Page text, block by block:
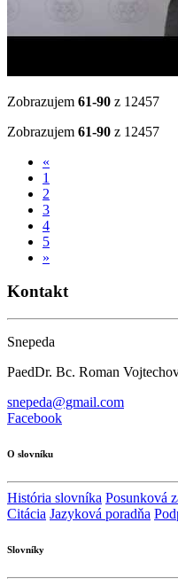
Zobrazujem 61-90 z 12457
Zobrazujem 61-90 z 12457
«
1
2
3
4
5
»
Kontakt
Snepeda
PaedDr. Bc. Roman
snepeda@gmail.com
Facebook
O slovníku
História slovníka Posunková
Citácia Jazyková poradňa
Slovníky